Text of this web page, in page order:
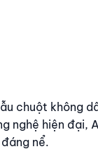
chuột không
nghệ hiện đại,
nể.